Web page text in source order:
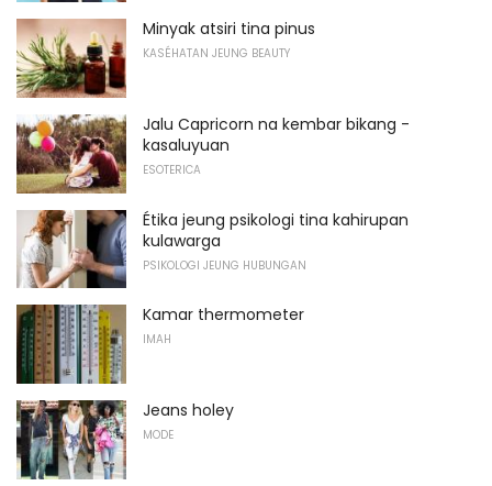
Minyak atsiri tina pinus
KASÉHATAN JEUNG BEAUTY
Jalu Capricorn na kembar bikang -
kasaluyuan
ESOTERICA
Étika jeung psikologi tina kahirupan
kulawarga
PSIKOLOGI JEUNG HUBUNGAN
Kamar thermometer
IMAH
Jeans holey
MODE